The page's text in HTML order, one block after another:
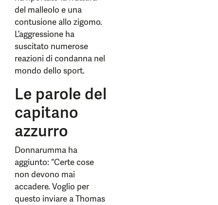
del malleolo e una
contusione allo zigomo.
L’aggressione ha
suscitato numerose
reazioni di condanna nel
mondo dello sport.
Le parole del
capitano
azzurro
Donnarumma ha
aggiunto: “Certe cose
non devono mai
accadere. Voglio per
questo inviare a Thomas